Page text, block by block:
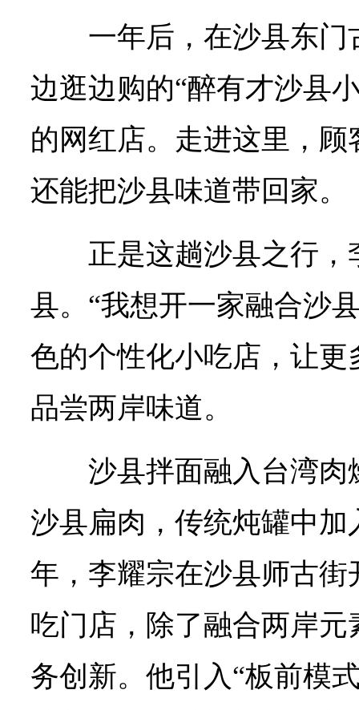
一年后，在沙县东
边逛边购的“醉有才沙县
的网红店。走进这里，
还能把沙县味道带回家。
正是这趟沙县之行
县。“我想开一家融合沙
色的个性化小吃店，让
品尝两岸味道。
沙县拌面融入台湾
沙县扁肉，传统炖罐中
年，李耀宗在沙县师古街
吃门店，除了融合两岸
务创新。他引入“板前模